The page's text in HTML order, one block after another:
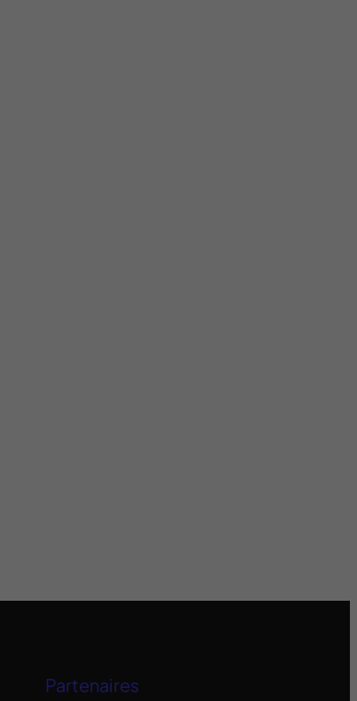
Partenaires